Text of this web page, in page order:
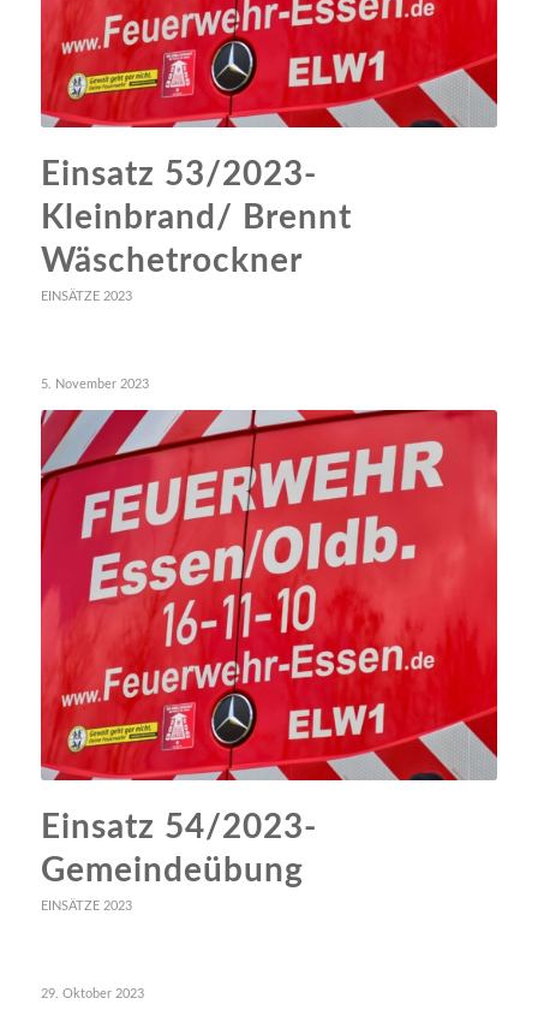
Einsatz 53/2023-
Kleinbrand/ Brennt
Wäschetrockner
EINSÄTZE 2023
5. November 2023
Einsatz 54/2023-
Gemeindeübung
EINSÄTZE 2023
29. Oktober 2023